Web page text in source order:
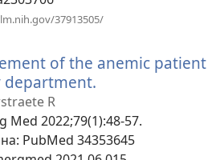
37913505/
окне)
of the anemic patient
department.
новом
окне)
R
Med 2022;79(1):48-57.
‎: PubMed 34353645